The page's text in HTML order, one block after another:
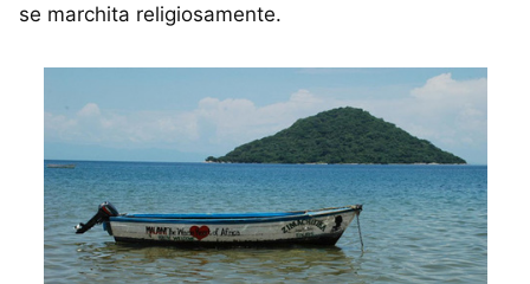
se marchita religiosamente.